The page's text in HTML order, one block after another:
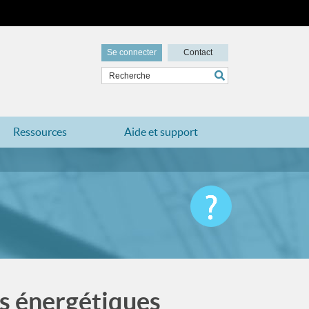
Se connecter Contact
Ressources Aide et support
énergétiques